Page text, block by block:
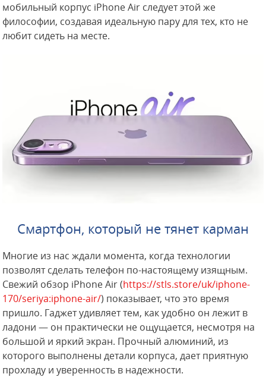
мобильный корпус iPhone Air следует этой же
философии, создавая идеальную пару для тех, кто не
любит сидеть на месте.
Смартфон, который не тянет карман
Многие из нас ждали момента, когда технологии
позволят сделать телефон по-настоящему изящным.
Свежий обзор iPhone Air (https://stls.store/uk/iphone-
170/seriya:iphone-air/) показывает, что это время
пришло. Гаджет удивляет тем, как удобно он лежит в
ладони — он практически не ощущается, несмотря на
большой и яркий экран. Прочный алюминий, из
которого выполнены детали корпуса, дает приятную
прохладу и уверенность в надежности.